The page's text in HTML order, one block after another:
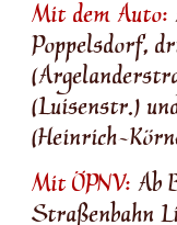
Mit dem Auto:
Poppelsdorf,
(Luisenstr.)
(Heinrich-
Mit ÖPNV: Ab
Straßenbahn